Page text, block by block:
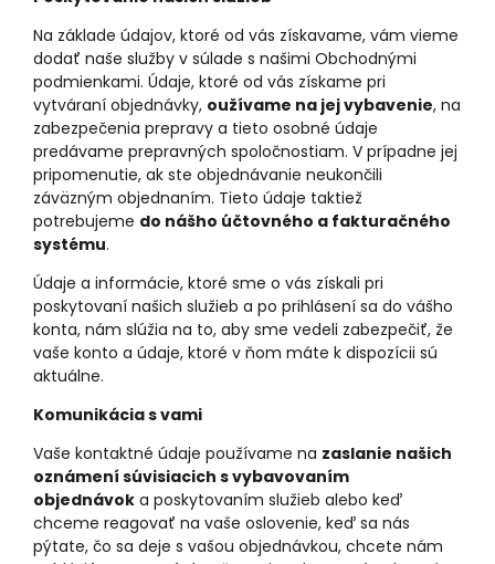
Na základe údajov, ktoré od vás získavame, vám vieme
dodať naše služby v súlade s našimi Obchodnými
podmienkami. Údaje, ktoré od vás získame pri
vytváraní objednávky, oužívame na jej vybavenie, na
zabezpečenia prepravy a tieto osobné údaje
predávame prepravných spoločnostiam. V prípadne jej
pripomenutie, ak ste objednávanie neukončili
záväzným objednaním. Tieto údaje taktiež
potrebujeme do nášho účtovného a fakturačného
systému.
Údaje a informácie, ktoré sme o vás získali pri
poskytovaní našich služieb a po prihlásení sa do vášho
konta, nám slúžia na to, aby sme vedeli zabezpečiť, že
vaše konto a údaje, ktoré v ňom máte k dispozícii sú
aktuálne.
Komunikácia s vami
Vaše kontaktné údaje používame na zaslanie našich
oznámení súvisiacich s vybavovaním
objednávok a poskytovaním služieb alebo keď
chceme reagovať na vaše oslovenie, keď sa nás
pýtate, čo sa deje s vašou objednávkou, chcete nám